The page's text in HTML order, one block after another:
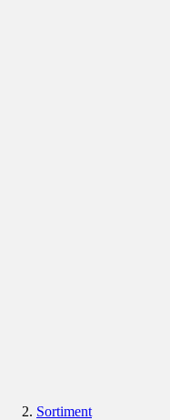
Sortiment